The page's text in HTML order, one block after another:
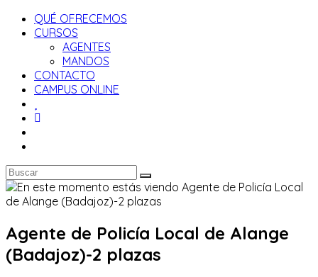
QUÉ OFRECEMOS
CURSOS
AGENTES
MANDOS
CONTACTO
CAMPUS ONLINE
Agente de Policía Local de Alange
(Badajoz)-2 plazas